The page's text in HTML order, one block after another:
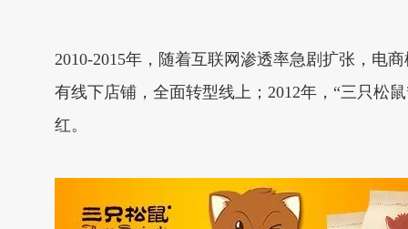
2010-2015年，随着互联网渗透率急剧扩张，电
有线下店铺，全面转型线上；2012年，“三只松
红。